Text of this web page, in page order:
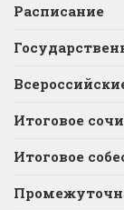
Расписание
Итоговое
Итоговое